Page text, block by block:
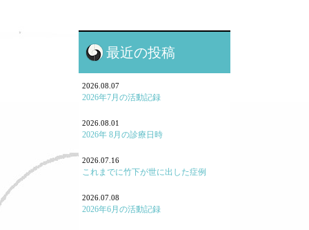
現代医療に関して
鍼灸と保険・業界のお話
鍼灸学校、鍼灸学生に関して
よくある病気・症状
養生
「怒り方」の大事
最近の投稿
2026.08.07
2026年7月の活動記録
2026.08.01
2026年 8月の診療日時
2026.07.16
これまでに竹下が世に出した症例
2026.07.08
2026年6月の活動記録